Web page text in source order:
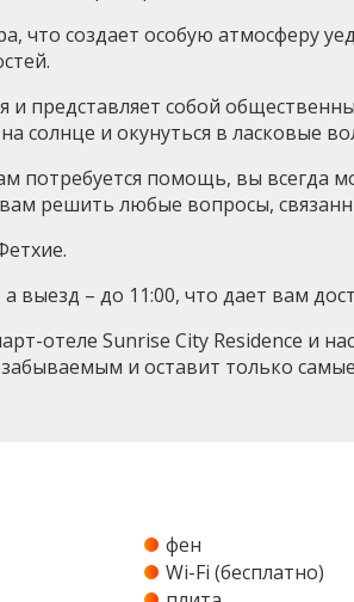
что создает особую атмосферу
и представляет собой
солнце и окунуться в ласковые
потребуется помощь, вы всегда
решить любые вопросы,
а выезд – до 11:00, что дает вам
отеле Sunrise City Residence и
и оставит только
фен
Wi-Fi (бесплатно)